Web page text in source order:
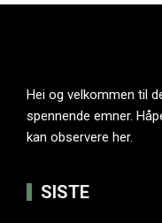
Hei og velkommen til
spennende emner.
kan observere her.
SISTE